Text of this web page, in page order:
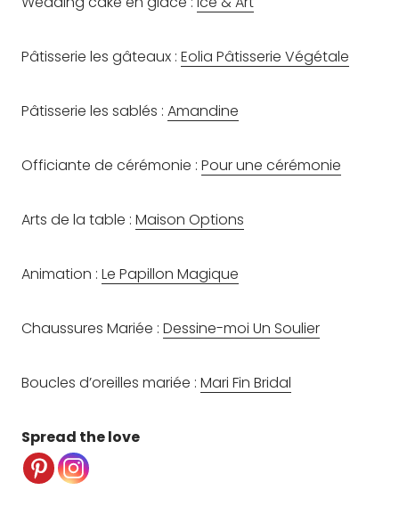
Pâtisserie les gâteaux : Eolia Pâtisserie Végétale
Pâtisserie les sablés : Amandine
Officiante de cérémonie : Pour une cérémonie
Arts de la table : Maison Options
Animation : Le Papillon Magique
Chaussures Mariée : Dessine-moi Un Soulier
Boucles d’oreilles mariée : Mari Fin Bridal
Spread the love